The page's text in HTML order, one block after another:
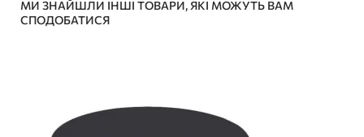
МИ ЗНАЙШЛИ ІНШІ ТОВАРИ, ЯКІ МОЖУТЬ ВАМ
СПОДОБАТИСЯ